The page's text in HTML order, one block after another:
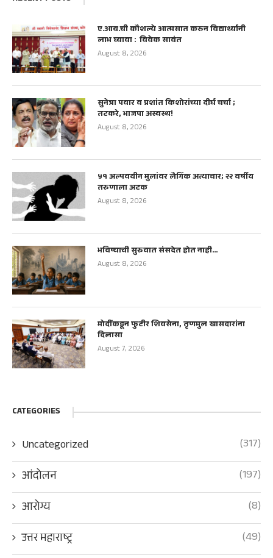
ए.आय.ची कौशल्ये आत्मसात करुन विद्यार्थ्यांनी
लाभ घ्यावा : विवेक सावंत
August 8, 2026
सुनेत्रा पवार व प्रशांत किशोरांच्या दीर्घ चर्चा ;
तटकरे, भाजपा अस्वस्थ!
August 8, 2026
५१ अल्पवयीन मुलांवर लैगिंक अत्याचार; २२ वर्षीय
तरुणाला अटक
August 8, 2026
भविष्याची सुरुवात संसदेत होत नाही…
August 8, 2026
मोदींकडून फुटीर शिवसेना, तृणमुल खासदारांना
दिलासा
August 7, 2026
CATEGORIES
Uncategorized
(317)
आंदोलन
(197)
आरोग्य
(8)
उत्तर महाराष्ट्र
(49)